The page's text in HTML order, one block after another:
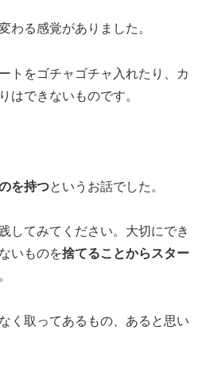
わる感覚がありました。
トをゴチャゴチャ入れたり、カ
はできないものです。
を持つというお話でした。
してみてください。大切にでき
いものを捨てることからスター
く取ってあるもの、あると思い